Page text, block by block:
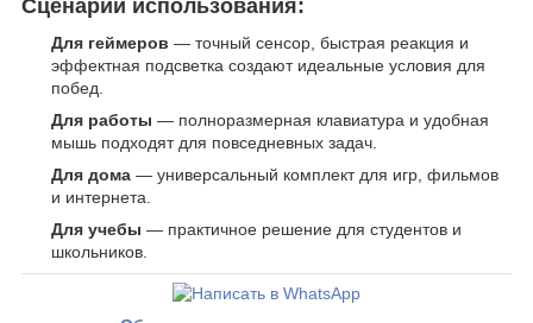
Сценарии использования:
Для геймеров — точный сенсор, быстрая реакция и
эффектная подсветка создают идеальные условия для
побед.
Для работы — полноразмерная клавиатура и удобная
мышь подходят для повседневных задач.
Для дома — универсальный комплект для игр, фильмов
и интернета.
Для учебы — практичное решение для студентов и
школьников.